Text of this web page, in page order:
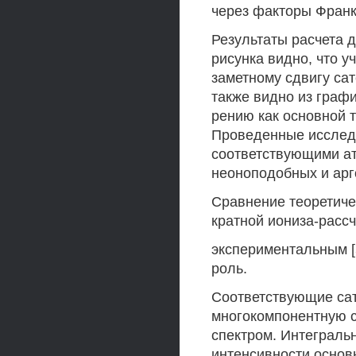
через факторы
Результаты
рисунка видно, что
заметному сдвигу
также видно из
рению как основной
Проведенные
соответствующими
неоноподобных и
Сравнение
кратной иониза-
роль.
Соответствующие
многокомпонентную
спектром.